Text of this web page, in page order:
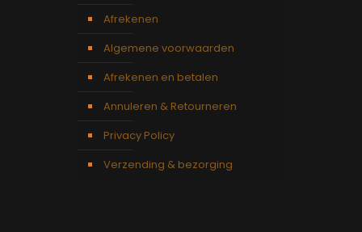
Afrekenen
Algemene voorwaarden
Afrekenen en betalen
Annuleren & Retourneren
Privacy Policy
Verzending & bezorging